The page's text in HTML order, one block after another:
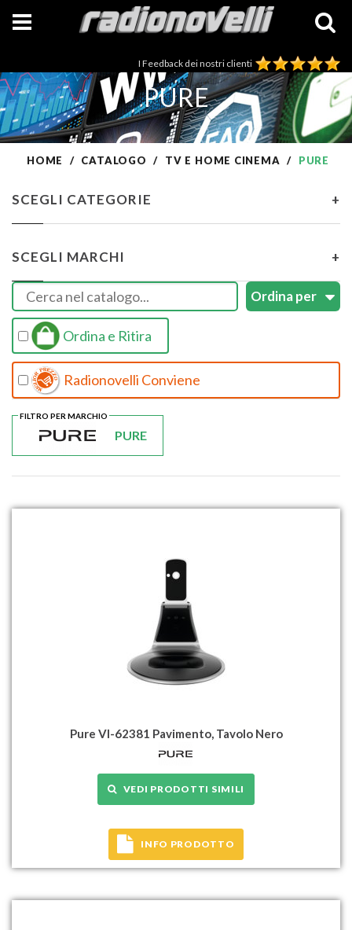
I Feedback dei nostri clienti
PURE
HOME CATALOGO TV E HOME CINEMA PURE
SCEGLI CATEGORIE +
SCEGLI MARCHI +
Ordina e Ritira
Radionovelli Conviene
PURE
FILTRO PER MARCHIO
Pure Vl-62381 Pavimento, Tavolo Nero
VEDI PRODOTTI SIMILI
INFO PRODOTTO